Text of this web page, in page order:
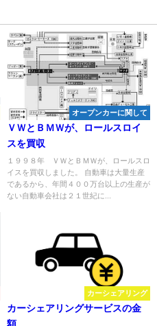
オープンカーに関して
ＶＷとＢＭＷが、ロールスロイ
スを買収
１９９８年 ＶＷとＢＭＷが、ロールスロ
イスを買収しました。 自動車は大量生産
であるから、年間４００万台以上の生産が
ない自動車会社は２１世紀に...
カーシェアリング
カーシェアリングサービスの金
額